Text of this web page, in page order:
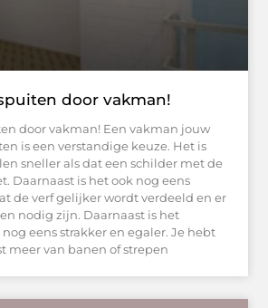
door vakman!
door vakman! Een vakman jouw
is een verstandige keuze. Het is
sneller als dat een schilder met de
Daarnaast is het ook nog eens
de verf gelijker wordt verdeeld en er
nodig zijn. Daarnaast is het
eens strakker en egaler. Je hebt
meer van banen of strepen